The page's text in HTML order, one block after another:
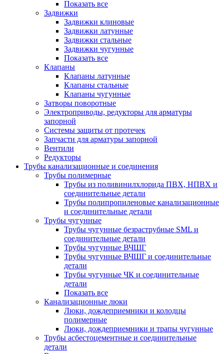
Показать все
Задвижки
Задвижки клиновые
Задвижки латунные
Задвижки стальные
Задвижки чугунные
Показать все
Клапаны
Клапаны латунные
Клапаны стальные
Клапаны чугунные
Затворы поворотные
Электроприводы, редукторы для арматуры
запорной
Системы защиты от протечек
Запчасти для арматуры запорной
Вентили
Редукторы
Трубы канализационные и соединения
Трубы полимерные
Трубы из поливинилхлорида ПВХ, НПВХ и
соединительные детали
Трубы полипропиленовые канализационные
и соединительные детали
Трубы чугунные
Трубы чугунные безраструбные SML и
соединительные детали
Трубы чугунные ВЧШГ
Трубы чугунные ВЧШГ и соединительные
детали
Трубы чугунные ЧК и соединительные
детали
Показать все
Канализационные люки
Люки, дождеприемники и колодцы
полимерные
Люки, дождеприемники и трапы чугунные
Трубы асбестоцементные и соединительные
детали